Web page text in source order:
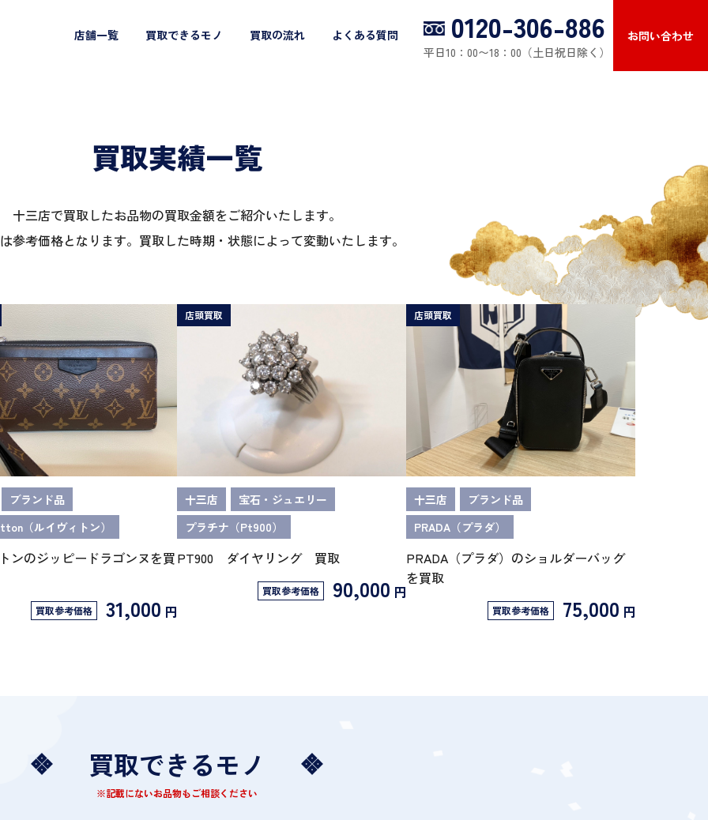
店舗一覧 買取できるモノ 買取の流れ よくある質問 0120-306-886
平日10：00〜18：00（土日祝日除く）
お問い合わせ
買取実績一覧
十三店で買取したお品物の買取金額をご紹介いたします。
参考価格となります。買取した時期・状態によって変動いたします。
ブランド品
（ルイヴィトン）
ンのジッピードラゴンヌを買
買取参考価格 31,000 円
店頭買取
十三店
宝石・ジュエリー
プラチナ（Pt900）
PT900 ダイヤリング 買取
買取参考価格 90,000 円
店頭買取
十三店
ブランド品
PRADA（プラダ）
PRADA（プラダ）のショルダーバッグ
を買取
買取参考価格 75,000 円
買取できるモノ
※記載にないお品物もご相談ください